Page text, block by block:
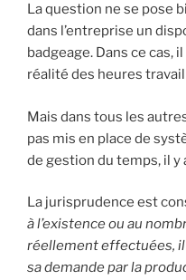
La question ne se pose
dans l’entreprise un
badgeage. Dans ce cas,
réalité des heures
Mais dans tous les
pas mis en place de
de gestion du temps, il
La jurisprudence est
à l’existence ou au
réellement effectuées, il
sa demande par la